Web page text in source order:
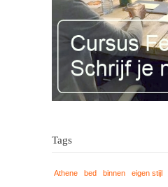
Tags
Athene bed binnen eigen stijl